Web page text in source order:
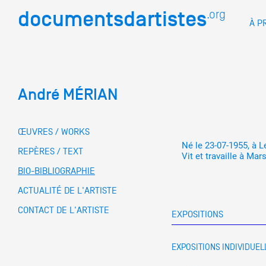
documentsdartistes.org
À
DOCUMENTS D'ARTISTES PACA
DE A
documentsdartistes.org
Équipe
Partenaires
Crédits
Actions
Documentation
André MÉRIAN
ŒUVRES / WORKS
REPÈRES / TEXT
BIO-BIBLIOGRAPHIE
ACTUALITÉ DE L'ARTISTE
CONTACT DE L'ARTISTE
Né le 23-07-1955, à
Vit et travaille à
EXPOSITIONS
EXPOSITIONS